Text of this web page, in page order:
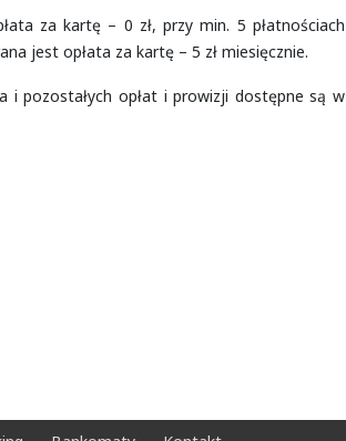
za kartę – 0 zł, przy min. 5 płatnościach
jest opłata za kartę – 5 zł miesięcznie.
i pozostałych opłat i prowizji dostępne są w